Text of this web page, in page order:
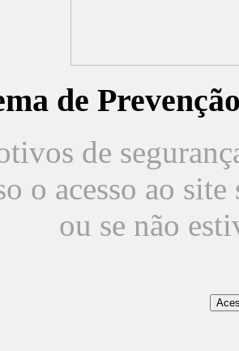
de
de
o acesso ao
ou se não